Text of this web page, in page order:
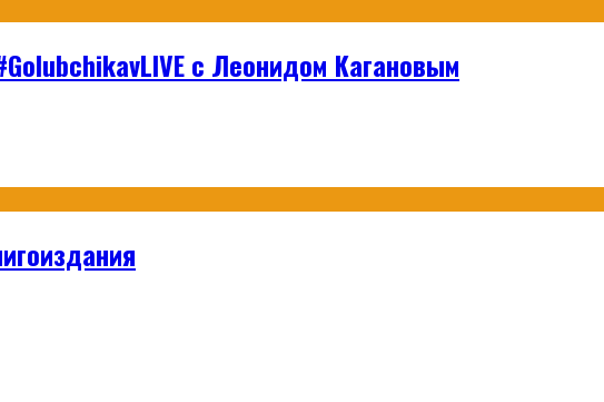
с Леонидом Кагановым